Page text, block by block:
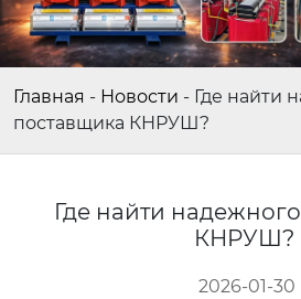
Главная - Новости - Где найти
поставщика КНРУШ?
Где найти
КНРУШ?
2026-01-30